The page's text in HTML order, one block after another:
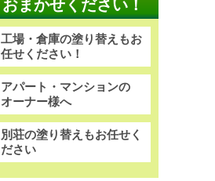
おまかせください！
工場・倉庫の塗り替えもお
任せください！
アパート・マンションの
オーナー様へ
別荘の塗り替えもお任せく
ださい